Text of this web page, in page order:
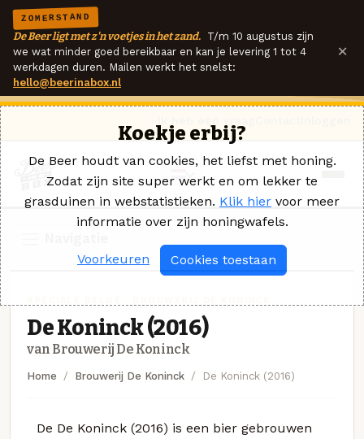
ZOMERSTAND
De Beer ligt met z'n voetjes in het zand. T/m 10 augustus zijn
we wat minder goed bereikbaar en kan je levering 1 tot 4
werkdagen duren. Mailen werkt het snelst:
hello@beerinabox.nl
×
De Koninck (2016)
van Brouwerij De Koninck
Home Brouwerij De Koninck De Koninck (2016)
De De Koninck (2016) is een bier gebrouwen
Koekje erbij?
De Beer houdt van cookies, het liefst met honing.
Zodat zijn site super werkt en om lekker te
grasduinen in webstatistieken. Klik hier voor meer
informatie over zijn honingwafels.
Voorkeuren Cookies toestaan